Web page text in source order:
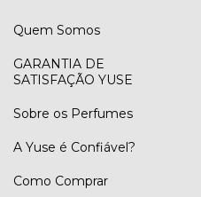
Quem Somos
GARANTIA DE
SATISFAÇÃO YUSE
Sobre os Perfumes
A Yuse é Confiável?
Como Comprar